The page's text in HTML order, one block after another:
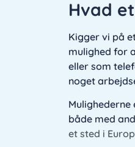
Hvad
Kigger vi på
mulighed for
eller som
noget
både med
et sted i